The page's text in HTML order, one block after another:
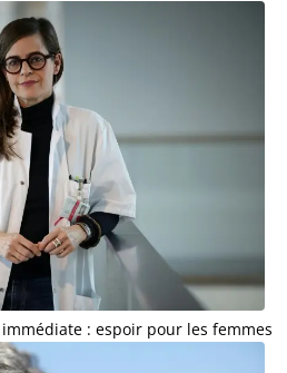
: espoir pour les femmes